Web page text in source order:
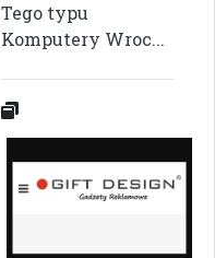
Tego typu
Komputery Wroc...